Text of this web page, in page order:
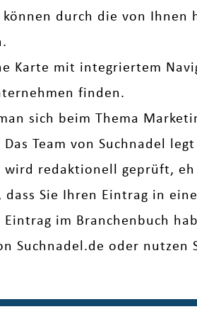
können durch die von Ihnen
Karte mit integriertem
finden.
sich beim Thema
Team von Suchnadel
redaktionell geprüft,
Sie Ihren Eintrag in
im Branchenbuch
Suchnadel.de oder nutzen